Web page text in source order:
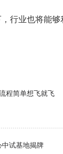
行业也将能
程简单想飞就飞
试基地揭牌